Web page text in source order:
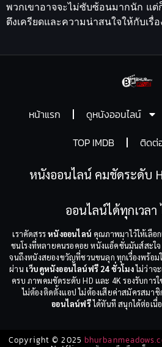
พวกเขาอาจจะไม่ซับซ้อนมากนัก แต่
ตึงเครียดและความน่าสนใจให้กับเรื่อ
หน้าแรก ดูหนังออนไลน์
TOP IMDB
ติดต่
หนังออนไลน์ คมชัดระดับ
ออนไลน์ได้ทุกเวล
เราคัดสรรหนังออนไลน์ คุณภาพมาไว้ให้เลือ
ชนโรงที่หลายคนรอคอย หนังแอ็คชั่นมันส์สะใ
จนถึงหนังสยองขวัญที่ชวนขนลุก ทุกเรื่องพร้อ
ผ่าน เว็บดูหนังออนไลน์ฟรี 24 ชั่วโมงไม่ว่าจ
ครบ ภาพคมชัดระดับ HD และ 4K รองรับการ
ไม่ต้องติดตั้งแอป ไม่ต้องเสียค่าสมัครสมาชิ
ออนไลน์ฟรีได้ทันที สนุกได้ต่อเนื่
Copyright © 2025